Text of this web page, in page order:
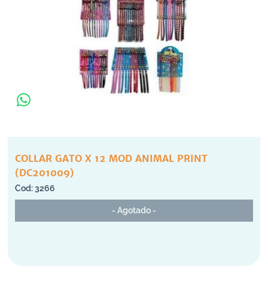
COLLAR GATO X 12 MOD ANIMAL PRINT
(DC201009)
3266
- Agotado -